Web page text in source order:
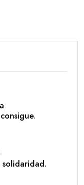
solidaridad.